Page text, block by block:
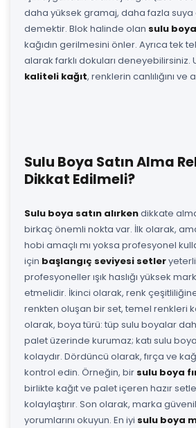
daha yüksek gramaj, daha fazla suya
demektir. Blok halinde olan sulu
kağıdın gerilmesini önler. Ayrıca tek
alarak farklı dokuları deneyebilirsiniz.
kaliteli kağıt, renklerin canlılığını ve
Sulu Boya Satın Alma
Dikkat Edilmeli?
Sulu boya satın alırkendikkate
birkaç önemli nokta var. İlk olarak,
hobi amaçlı mı yoksa profesyonel
için başlangıç seviyesi setler
profesyoneller ışık haslığı yüksek
etmelidir. İkinci olarak, renk çeşitliliğine
renkten oluşan bir set, temel renkleri
olarak, boya türü: tüp sulu boyalar
palet üzerinde kurumaz; katı sulu
kolaydır. Dördüncü olarak, fırça ve
kontrol edin. Örneğin, bir sulu boya
birlikte kağıt ve palet içeren hazır
kolaylaştırır. Son olarak, marka
yorumlarını okuyun. En iyi sulu boya